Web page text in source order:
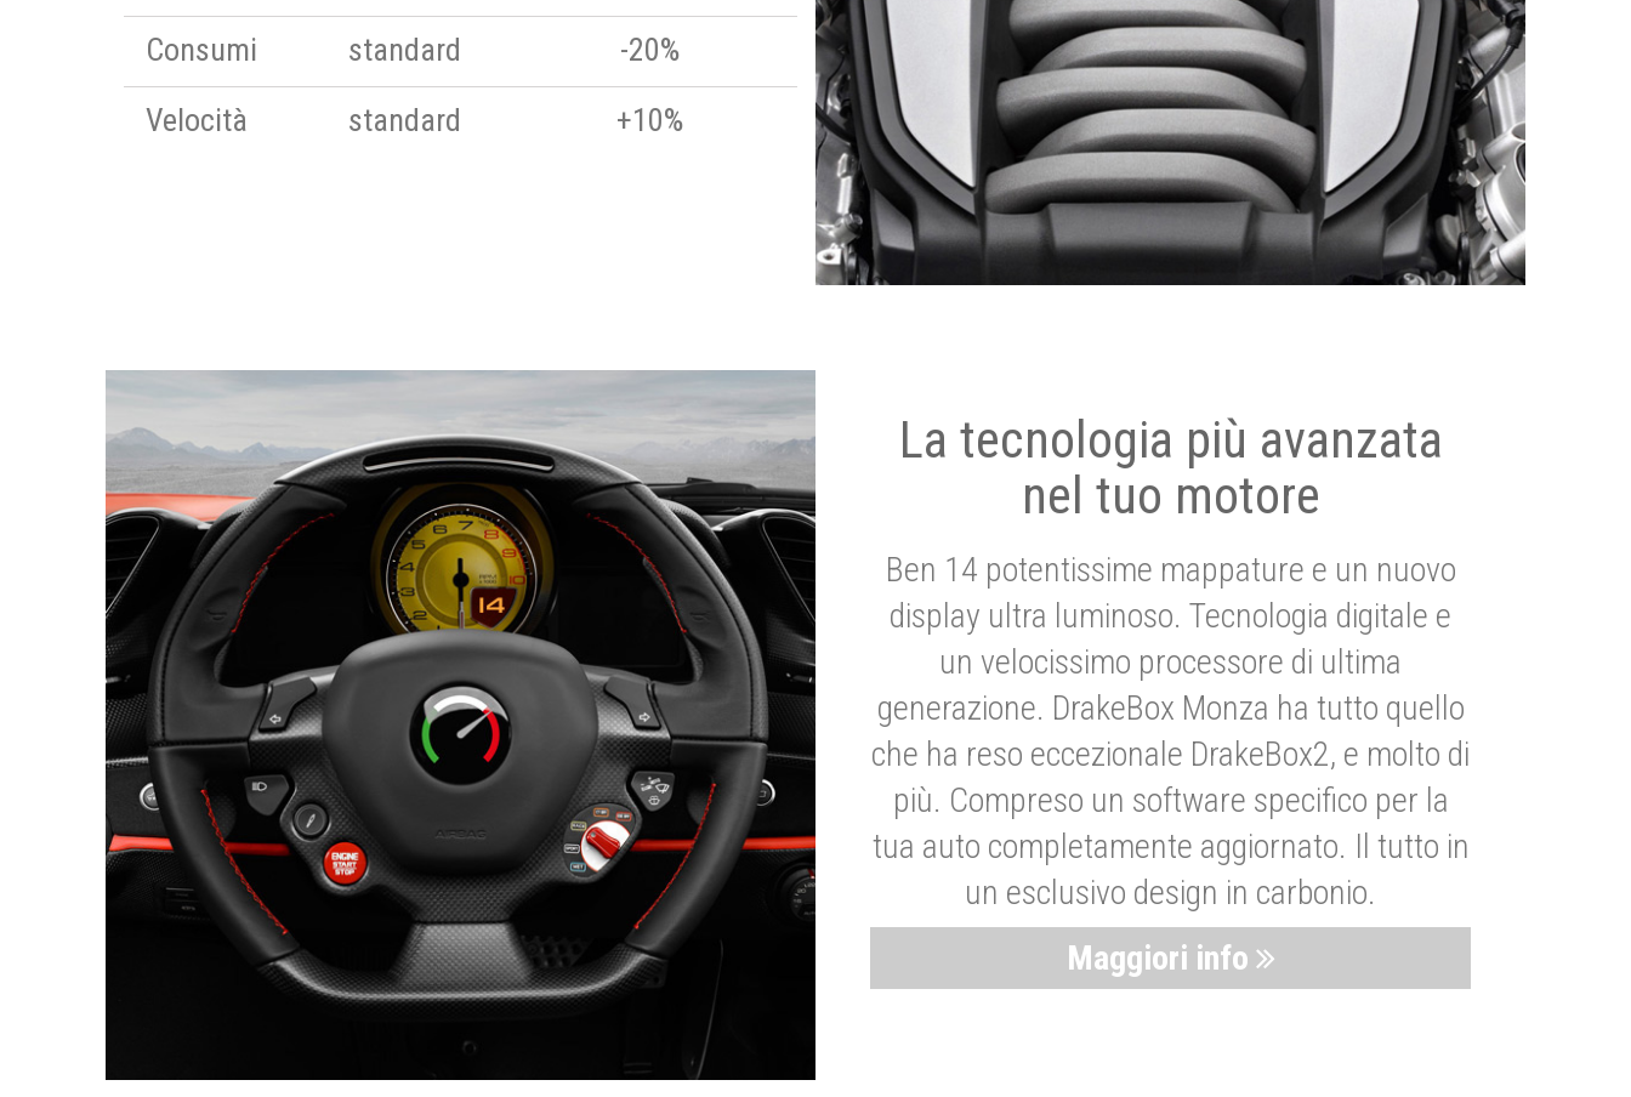
Consumi
standard
-20%
Velocità
standard +10%
La tecnologia più avanzata
nel tuo motore
Ben 14 potentissime mappature e un nuovo
display ultra luminoso. Tecnologia digitale e
un velocissimo processore di ultima
generazione. DrakeBox Monza ha tutto quello
che ha reso eccezionale DrakeBox2, e molto di
più. Compreso un software specifico per la
tua auto completamente aggiornato. Il tutto in
un esclusivo design in carbonio.
Maggiori info